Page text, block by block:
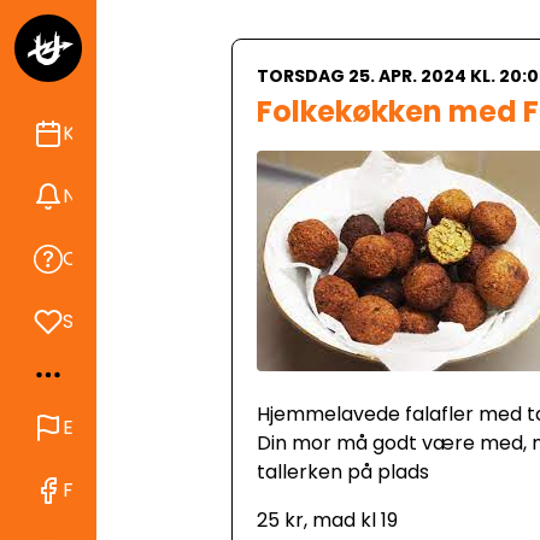
Kalender
Nyheder
Om Ungdomshuset
Støt
English
Find os på Facebook
TORSDAG 25. APR. 2024 KL.
Folkekøkken med
Hjemmelavede falafler med
Din mor må godt være med,
tallerken på plads
25 kr, mad kl 19